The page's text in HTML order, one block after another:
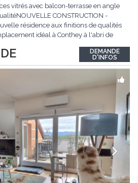
vitrés avec balcon-terrasse en angle
CONSTRUCTION -
résidence aux finitions de qualités
idéal à Conthey à l'abri de
résidence d'appartements
...
DEMANDE
D'INFOS